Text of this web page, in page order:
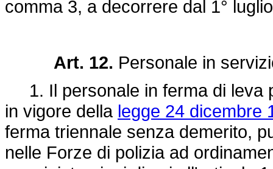
comma 3, a decorrere dal 1°
Art. 12. Personale in
1. Il personale in ferma di leva
in vigore della legge 24 dicembre
ferma triennale senza demerito,
nelle Forze di polizia ad